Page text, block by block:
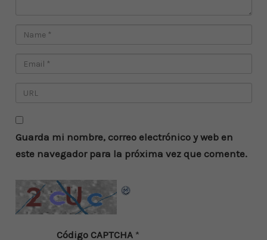
Guarda mi nombre, correo electrónico y web en
este navegador para la próxima vez que comente.
Código CAPTCHA*